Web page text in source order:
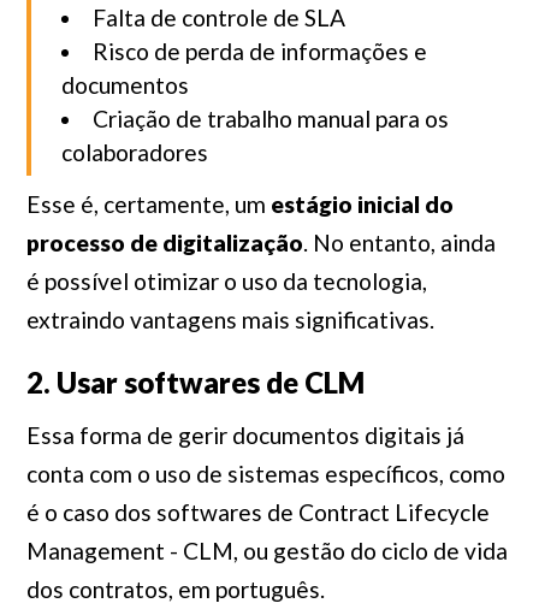
Falta de controle de SLA
Risco de perda de informações e
documentos
Criação de trabalho manual para os
colaboradores
Esse é, certamente, um estágio inicial do
processo de digitalização. No entanto, ainda
é possível otimizar o uso da tecnologia,
extraindo vantagens mais significativas.
2. Usar softwares de CLM
Essa forma de gerir documentos digitais já
conta com o uso de sistemas específicos, como
é o caso dos softwares de Contract Lifecycle
Management - CLM, ou gestão do ciclo de vida
dos contratos, em português.